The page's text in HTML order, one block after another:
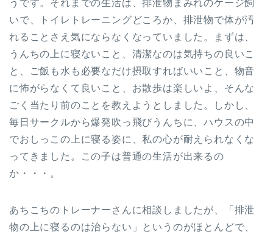
うです。それまでの生活は、排泄物まみれのケージ飼
いで、トイレトレーニングどころか、排泄物で体が汚
れることさえ気にならなくなっていました。まずは、
うんちの上に寝ないこと、清潔なのは気持ちの良いこ
と、ご飯も水も必要なだけ摂取すればいいこと、物音
に怖がらなくて良いこと、お散歩は楽しいよ、そんな
ごく当たり前のことを教えようとしました。しかし、
毎日サークルから爆発吹っ飛びうんちに、ハウスの中
でおしっこの上に寝る姿に、私の心が耐えられなくな
ってきました。この子は普通の生活が出来るの
か・・・。
あちこちのトレーナーさんに相談しましたが、「排泄
物の上に寝るのは治らない」というのがほとんどで、